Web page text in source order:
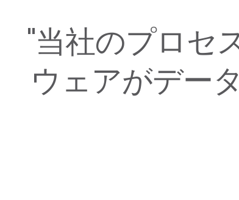
"当社のプロセ
ウェアがデー